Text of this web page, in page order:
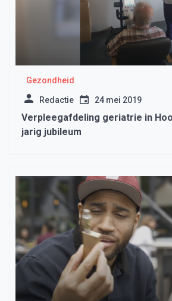
Gezondheid
Redactie 24 mei 2019
Verpleegafdeling geriatrie in
jarig jubileum